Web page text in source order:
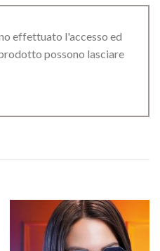
effettuato l'accesso ed
possono lasciare